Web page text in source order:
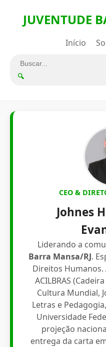
JUVENTUDE
Início
🔍
CEO &
Johnes
Liderando a
Barra Mansa/RJ.
Direitos
ACILBRAS
Cultura Mundial,
Letras e
Universidade
projeção
entrega da carta